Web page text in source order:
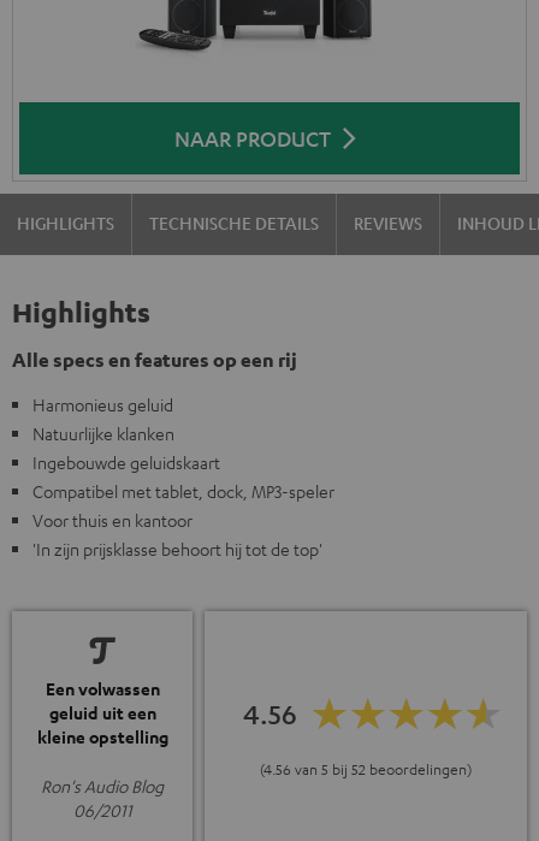
NAAR PRODUCT
HIGHLIGHTS TECHNISCHE DETAILS REVIEWS INHOUD
Highlights
Alle specs en features op een rij
Harmonieus geluid
Natuurlijke klanken
Ingebouwde geluidskaart
Compatibel met tablet, dock, MP3-speler
Voor thuis en kantoor
'In zijn prijsklasse behoort hij tot de top'
Een volwassen
geluid uit een
kleine opstelling
Ron's Audio Blog
06/2011
4.56
(4.56 van 5 bij 52 beoordelingen)